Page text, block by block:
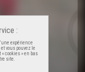
:
expérience
vous pouvez le
cookies » en bas
site.